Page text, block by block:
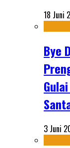
18 Juni
Bye
3 Juni